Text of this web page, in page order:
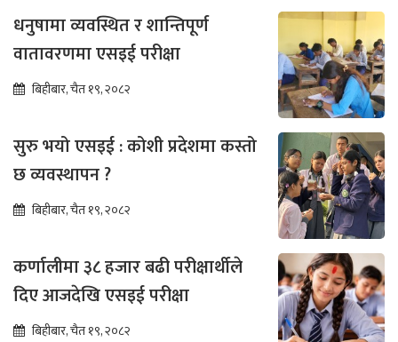
धनुषामा व्यवस्थित र शान्तिपूर्ण
वातावरणमा एसइई परीक्षा
बिहीबार, चैत १९, २०८२
सुरु भयो एसइई : कोशी प्रदेशमा कस्तो
छ व्यवस्थापन ?
बिहीबार, चैत १९, २०८२
कर्णालीमा ३८ हजार बढी परीक्षार्थीले
दिए आजदेखि एसइई परीक्षा
बिहीबार, चैत १९, २०८२